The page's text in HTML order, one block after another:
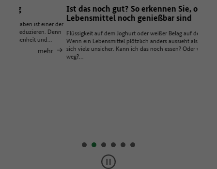
Ist das noch gut? So erkennen Sie, ob
Lebensmittel noch genießbar sind
Flüssigkeit auf dem Joghurt oder weißer Belag auf der Schokolade:
Wenn ein Lebensmittel plötzlich anders aussieht als gewohnt, sind
sich viele unsicher. Kann ich das noch essen? Oder werfe ich es